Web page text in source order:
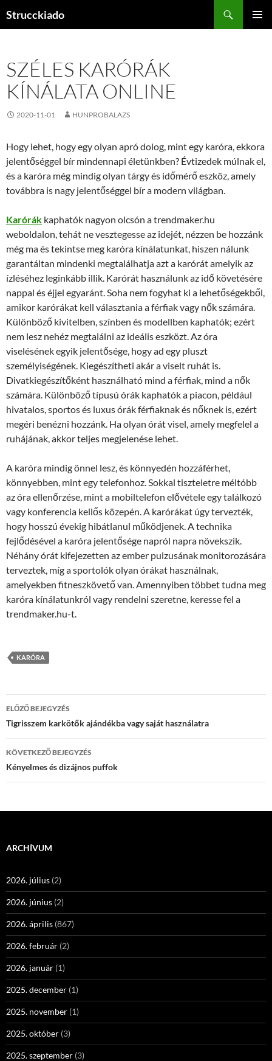
Strucckiado
SZÉLES KARÓRÁK
KÍNÁLATA ONLINE
2020-11-01 HUNPROBALAZS
Hogy lehet, hogy egy olyan apró dolog, mint egy karóra, ekkora
jelentőséggel bír mindennapi életünkben? Évtizedek múlnak el,
és a karóra még mindig olyan tárgy és időmérő eszköz, amely
továbbra is nagy jelentőséggel bír a modern világban.
Karórák kaphatók nagyon olcsón a trendmaker.hu
weboldalon, tehát ne vesztegesse az idejét, nézzen be hozzánk
még ma és tekintse meg karóra kínálatunkat, hiszen nálunk
garantáltan mindenki megtalálhatja azt a karórát amelyik az
ízléséhez leginkább illik. Karórát használunk az idő követésére
nappal és éjjel egyaránt. Soha nem fogyhat ki a lehetőségekből,
amikor karórákat kell választania a férfiak vagy nők számára.
Különböző kivitelben, színben és modellben kaphatók; ezért
nem lesz nehéz megtalálni az ideális eszközt. Az óra
viselésének egyik jelentősége, hogy ad egy pluszt
személyiségének. Kiegészítheti akár a viselt ruhát is.
Divatkiegészítőként használható mind a férfiak, mind a nők
számára. Különböző típusú órák kaphatók a piacon, például
hivatalos, sportos és luxus órák férfiaknak és nőknek is, ezért
megéri benézni hozzánk. Ha olyan órát visel, amely megfelel a
ruhájának, akkor teljes megjelenése lehet.
A karóra mindig önnel lesz, és könnyedén hozzáférhet,
könnyebben, mint egy telefonhoz. Sokkal tiszteletre méltóbb
az óra ellenőrzése, mint a mobiltelefon elővétele egy találkozó
vagy konferencia kellős közepén. A karórákat úgy tervezték,
hogy hosszú évekig hibátlanul működjenek. A technika
fejlődésével a karóra jelentősége napról napra növekszik.
Néhány órát kifejezetten az ember pulzusának monitorozására
terveztek, míg a sportolók olyan órákat használnak,
amelyekben fitneszkövető van. Amennyiben többet tudna meg
karóra kínálatunkról vagy rendelni szeretne, keresse fel a
trendmaker.hu-t.
KARÓRA
Bejegyzések
navigációja
ELŐZŐ BEJEGYZÉS
Tigrisszem karkötők ajándékba vagy saját használatra
KÖVETKEZŐ BEJEGYZÉS
Kényelmes és dizájnos puffok
ARCHÍVUM
2026. július (2)
2026. június (2)
2026. április (867)
2026. február (2)
2026. január (1)
2025. december (1)
2025. november (1)
2025. október (3)
2025. szeptember (3)